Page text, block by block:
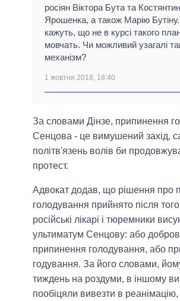
росіян Віктора Бута та
Ярошенка, а також Марію
кажуть, що не в курсі такого
мовчать. Чи можливий узагалі
механізм?
1 жовтня 2018, 18:40
За словами Дінзе, припинення
Сенцова - це вимушений захід,
політв'язень волів би
протест.
Адвокат додав, що рішення про
голодування прийнято після
російські лікарі і тюремники
ультиматум Сенцову: або
припинення голодування, або
годування. За його словами,
тиждень на роздуми, в іншому
пообіцяли вивезти в